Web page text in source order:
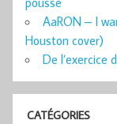
AaRON – I
Houston cover)
De l’exercice
CATÉGORIES